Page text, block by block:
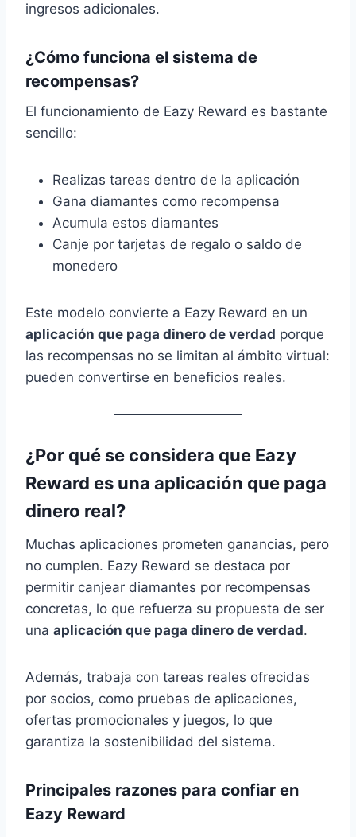
ingresos adicionales.
¿Cómo funciona el sistema de
recompensas?
El funcionamiento de Eazy Reward es bastante
sencillo:
Realizas tareas dentro de la aplicación
Gana diamantes como recompensa
Acumula estos diamantes
Canje por tarjetas de regalo o saldo de
monedero
Este modelo convierte a Eazy Reward en un
aplicación que paga dinero de verdad porque
las recompensas no se limitan al ámbito virtual:
pueden convertirse en beneficios reales.
¿Por qué se considera que Eazy
Reward es una aplicación que paga
dinero real?
Muchas aplicaciones prometen ganancias, pero
no cumplen. Eazy Reward se destaca por
permitir canjear diamantes por recompensas
concretas, lo que refuerza su propuesta de ser
una aplicación que paga dinero de verdad.
Además, trabaja con tareas reales ofrecidas
por socios, como pruebas de aplicaciones,
ofertas promocionales y juegos, lo que
garantiza la sostenibilidad del sistema.
Principales razones para confiar en
Eazy Reward